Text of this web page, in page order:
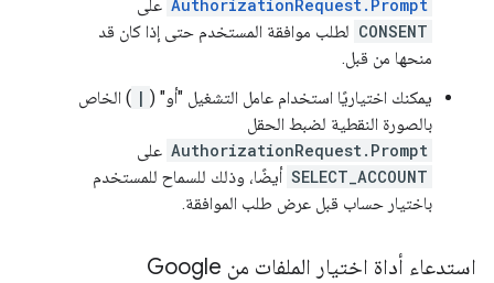
AuthorizationRequest.Prompt على
CONSENT لطلب موافقة المستخدم حتى إذا كان قد
منحها من قبل.
يمكنك اختياريًا استخدام عامل التشغيل "أو" ( | ) الخاص
بالصورة النقطية لضبط الحقل
AuthorizationRequest.Prompt على
SELECT_ACCOUNT أيضًا، وذلك للسماح للمستخدم
باختيار حساب قبل عرض طلب الموافقة.
استدعاء أداة اختيار الملفات من Google